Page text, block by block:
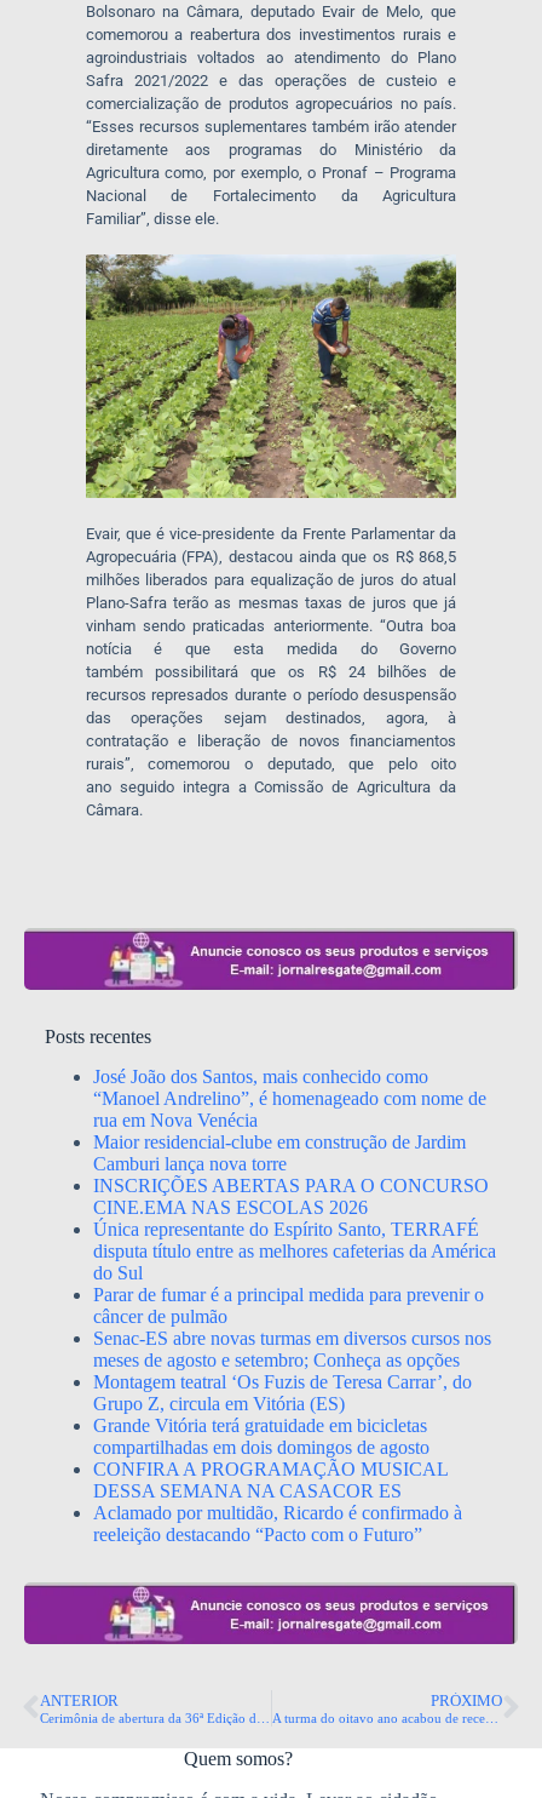
Bolsonaro na Câmara, deputado Evair de Melo, que
comemorou a reabertura dos investimentos rurais e
agroindustriais voltados ao atendimento do Plano
Safra 2021/2022 e das operações de custeio e
comercialização de produtos agropecuários no país.
“Esses recursos suplementares também irão atender
diretamente aos programas do Ministério da
Agricultura como, por exemplo, o Pronaf – Programa
Nacional de Fortalecimento da Agricultura
Familiar”, disse ele.
Evair, que é vice-presidente da Frente Parlamentar da
Agropecuária (FPA), destacou aindaque os R$ 868,5
milhões liberados para equalização de juros do atual
Plano-Safra terão as mesmas taxas de juros que já
vinham sendo praticadas anteriormente. “Outra boa
notícia é que esta medidado Governo
tambémpossibilitaráque os R$ 24 bilhões de
recursos represados durante o período desuspensão
das operações sejam destinados , agora,
à
contratação e liberação de novos financiamentos
rurais”,comemorou odeputado, que pelooito
anoseguido integra aComissão de Agricultura da
Câmara.
Posts recentes
José João dos Santos, mais conhecido como
“Manoel Andrelino”, é homenageado com nome de
rua em Nova Venécia
Maior residencial-clube em construção de Jardim
Camburi lança nova torre
INSCRIÇÕES ABERTAS PARA O CONCURSO
CINE.EMA NAS ESCOLAS 2026
Única representante do Espírito Santo, TERRAFÉ
disputa título entre as melhores cafeterias da América
do Sul
Parar de fumar é a principal medida para prevenir o
câncer de pulmão
Senac-ES abre novas turmas em diversos cursos nos
meses de agosto e setembro; Conheça as opções
Montagem teatral ‘Os Fuzis de Teresa Carrar’, do
Grupo Z, circula em Vitória (ES)
Grande Vitória terá gratuidade em bicicletas
compartilhadas em dois domingos de agosto
CONFIRA A PROGRAMAÇÃO MUSICAL
DESSA SEMANA NA CASACOR ES
Aclamado por multidão, Ricardo é confirmado à
reeleição destacando “Pacto com o Futuro”
ANTERIOR PRÓXIMO
A turma do oitavo ano acabou de receber seu novo uniforme – EEFFAB
Quem somos?